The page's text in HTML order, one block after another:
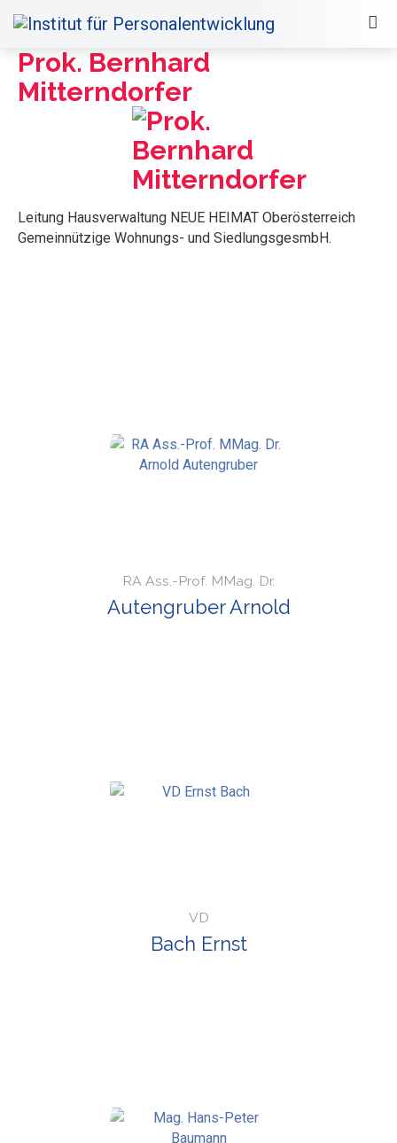
Prok. Bernhard
Mitterndorfer
Leitung Hausverwaltung NEUE HEIMAT Oberösterreich
Gemeinnützige Wohnungs- und SiedlungsgesmbH.
RA Ass.-Prof. MMag. Dr.
Autengruber Arnold
VD
Bach Ernst